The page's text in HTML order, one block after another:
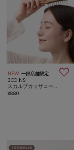
NEW 一部店舗限定 
3COINS
¥880